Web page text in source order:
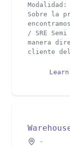
Sobre la
/ SRE
manera
cliente
-